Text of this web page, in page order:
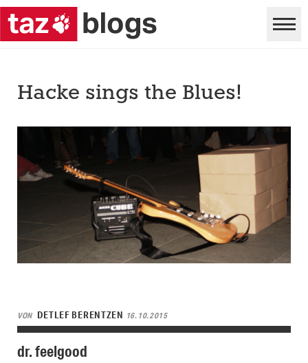
Hacke sings the Blues!
VON DETLEF BERENTZEN 16.10.2015
dr. feelgood